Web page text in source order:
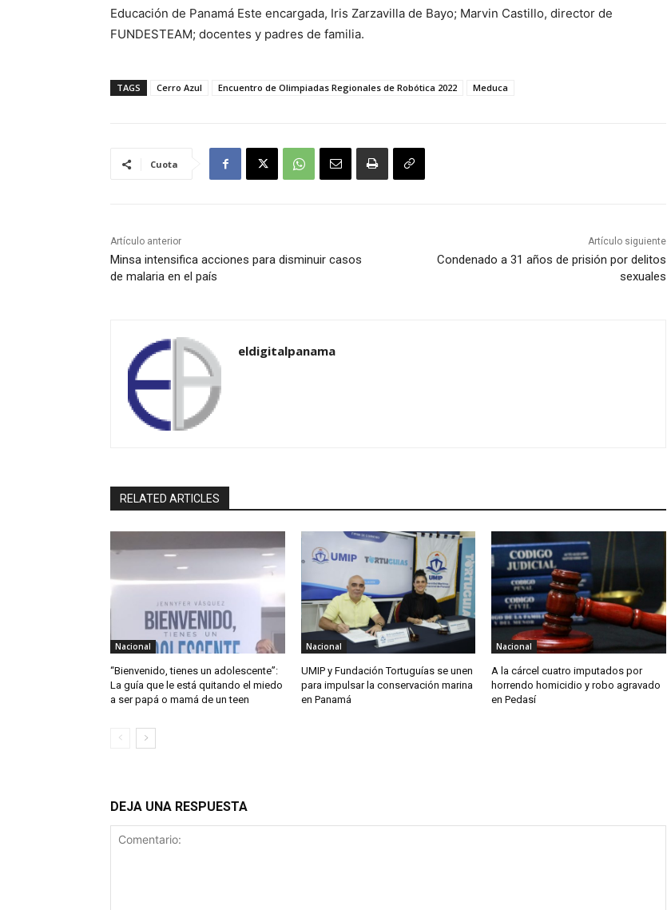
Educación de Panamá Este encargada, Iris Zarzavilla de Bayo; Marvin Castillo, director de
FUNDESTEAM; docentes y padres de familia.
TAGS Cerro Azul Encuentro de Olimpiadas Regionales de Robótica 2022 Meduca
Cuota
Artículo anterior
Minsa intensifica acciones para disminuir casos
de malaria en el país
Artículo siguiente
Condenado a 31 años de prisión por delitos
sexuales
eldigitalpanama
RELATED ARTICLES
Nacional
“Bienvenido, tienes un adolescente”:
La guía que le está quitando el miedo
a ser papá o mamá de un teen
Nacional
UMIP y Fundación Tortuguías se unen
para impulsar la conservación marina
en Panamá
Nacional
A la cárcel cuatro imputados por
horrendo homicidio y robo agravado
en Pedasí
DEJA UNA RESPUESTA